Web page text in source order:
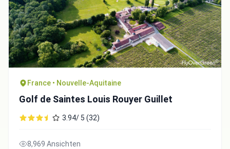
France • Nouvelle-Aquitaine
Golf de Saintes Louis Rouyer Guillet
3.94/ 5 (32)
8,969 Ansichten